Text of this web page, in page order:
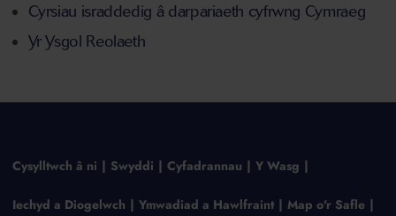
Cyrsiau israddedig â darpariaeth cyfrwng Cymraeg
Yr Ysgol Reolaeth
Cysylltwch â ni Swyddi Cyfadrannau Y Wasg
Iechyd a Diogelwch Ymwadiad a Hawlfraint Map o'r Safle